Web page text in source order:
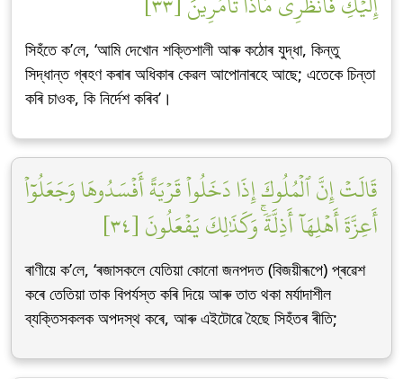
সিহঁতে ক’লে, ‘আমি দেখোন শক্তিশালী আৰু কঠোৰ যুদ্ধা, কিন্তু
সিদ্ধান্ত গ্ৰহণ কৰাৰ অধিকাৰ কেৱল আপোনাৰহে আছে; এতেকে চিন্তা
কৰি চাওক, কি নিৰ্দেশ কৰিব’।
قَالَتۡ إِنَّ ٱلۡمُلُوكَ إِذَا دَخَلُواْ قَرۡيَةً أَفۡسَدُوهَا وَجَعَلُوٓاْ
أَعِزَّةَ أَهۡلِهَآ أَذِلَّةٗۚ وَكَذَٰلِكَ يَفۡعَلُونَ [٣٤]
ৰাণীয়ে ক’লে, ‘ৰজাসকলে যেতিয়া কোনো জনপদত (বিজয়ীৰূপে) প্ৰৱেশ
কৰে তেতিয়া তাক বিপৰ্যস্ত কৰি দিয়ে আৰু তাত থকা মৰ্যাদাশীল
ব্যক্তিসকলক অপদস্থ কৰে, আৰু এইটোৱে হৈছে সিহঁতৰ ৰীতি;